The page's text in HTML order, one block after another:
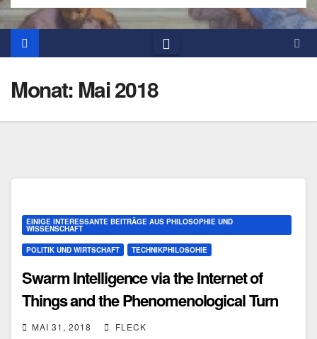
Monat: Mai 2018
EINIGE INTERESSANTE BEITRÄGE AUS PHILOSOPHIE UND
WISSENSCHAFT
POLITIK UND WIRTSCHAFT TECHNIKPHILOSOHIE
Swarm Intelligence via the Internet of
Things and the Phenomenological Turn
MAI 31, 2018 FLECK